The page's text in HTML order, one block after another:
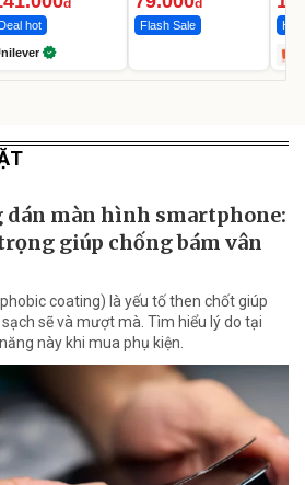
Deal hot Flash Sale Hot
dán màn hình smartphone:
giúp chống bám vân
coating) là yếu tố then chốt giúp
sẽ và mượt mà. Tìm hiểu lý do tại
này khi mua phụ kiện.